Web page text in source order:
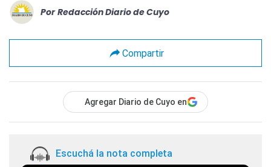
Por Redacción Diario de Cuyo
Compartir
Agregar Diario de Cuyo en
Escuchá la nota completa